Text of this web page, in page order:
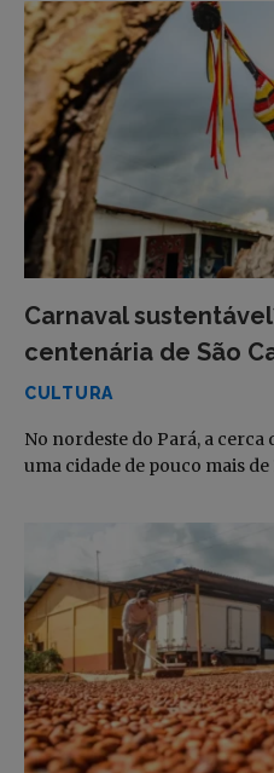
Carnaval
centenária de São
CULTURA
No nordeste do Pará, a cerca
uma cidade de pouco mais